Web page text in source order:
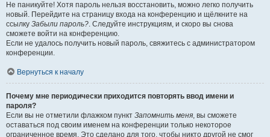
Не паникуйте! Хотя пароль нельзя восстановить, можно легко получить
новый. Перейдите на страницу входа на конференцию и щёлкните на
ссылку Забыли пароль?. Следуйте инструкциям, и скоро вы снова
сможете войти на конференцию.
Если не удалось получить новый пароль, свяжитесь с администратором
конференции.
Вернуться к началу
Почему мне периодически приходится повторять ввод имени и
пароля?
Если вы не отметили флажком пункт Запомнить меня, вы сможете
оставаться под своим именем на конференции только некоторое
ограниченное время. Это сделано для того, чтобы никто другой не смог